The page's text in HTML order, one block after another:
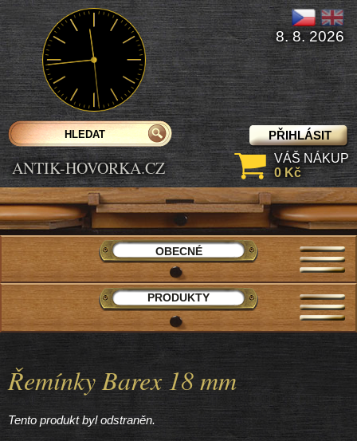
Řemínky Barex 18 mm
Tento produkt byl odstraněn.
ANTIK-HOVORKA.CZ
PŘIHLÁSIT
8. 8. 2026
VÁŠ NÁKUP
0 Kč
OBECNÉ
PRODUKTY